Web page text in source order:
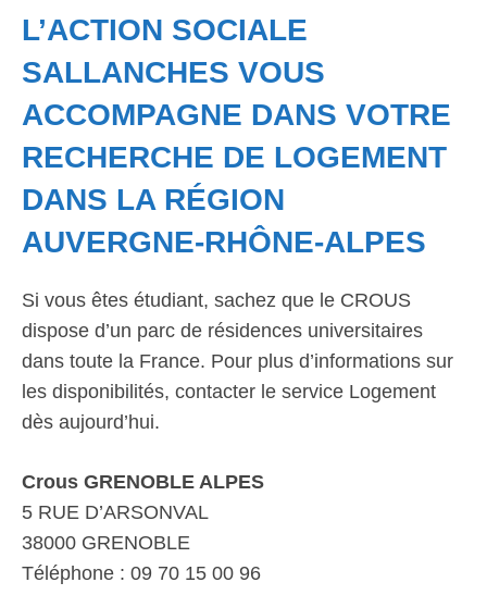
L’ACTION SOCIALE
SALLANCHES VOUS
ACCOMPAGNE DANS VOTRE
RECHERCHE DE LOGEMENT
DANS LA RÉGION
AUVERGNE-RHÔNE-ALPES
Si vous êtes étudiant, sachez que le CROUS
dispose d’un parc de résidences universitaires
dans toute la France. Pour plus d’informations sur
les disponibilités, contacter le service Logement
dès aujourd’hui.
Crous GRENOBLE ALPES
5 RUE D’ARSONVAL
38000 GRENOBLE
Téléphone : 09 70 15 00 96